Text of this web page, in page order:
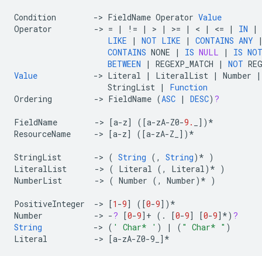
Condition -> FieldName Operator Value
Operator
-> = | != | > | >= | < | <= | IN
|
LIKE
| NOT LIKE | CONTAINS ANY
CONTAINS NONE | IS NULL | IS NOT
BETWEEN
| REGEXP_MATCH | NOT
Value
-> Literal | LiteralList | Number
|
StringList |
Function
Ordering
-> FieldName (ASC | DESC) ?
FieldName -> [a-z] ( [a-zA-Z0-9. ] ) *
ResourceName
-> [a-z] ( [a-zA-Z_ ] ) *
StringList -> ( String (, String) * )
LiteralList
-> ( Literal (, Literal) * )
NumberList
-> ( Number (, Number) * )
PositiveInteger -> [1 -9] ( [0-9] ) *
Number
-> - ? [0-9]+ (. [0-9] [0-9]*) ?
String
-> ( ' Char* ' ) | ( " Char* " )
Literal
-> [a-zA-Z0-9_ ]*